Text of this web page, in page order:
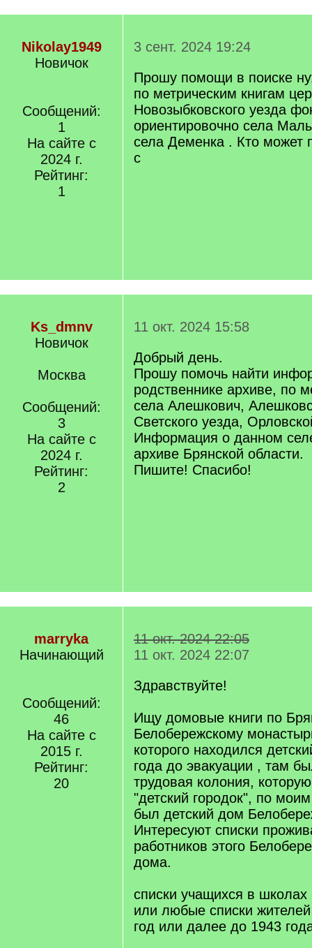
Nikolay1949
Новичок
Сообщений:
1
На сайте с
2024 г.
Рейтинг:
1
3 сент. 2024 19:24
Прошу помощи в поиске
по метрическим книгам
Новозыбковского уезда
ориентировочно села
села Деменка . Кто может
с
Ks_dmnv
Новичок
Москва
Сообщений:
3
На сайте с
2024 г.
Рейтинг:
2
11 окт. 2024 15:58
Добрый день.
Прошу помочь найти
родственнике архиве, по
села Алешкович,
Светского уезда,
Информация о данном
архиве Брянской области.
Пишите! Спасибо!
marryka
Начинающий
Сообщений:
46
На сайте с
2015 г.
Рейтинг:
20
11 окт. 2024 22:05
11 окт. 2024 22:07
Здравствуйте!
Ищу домовые книги по
Белобережскому
которого находился
года до эвакуации , там
трудовая колония,
"детский городок", по
был детский дом
Интересуют списки
работников этого
дома.
списки учащихся в школах
или любые списки
год или далее до 1943